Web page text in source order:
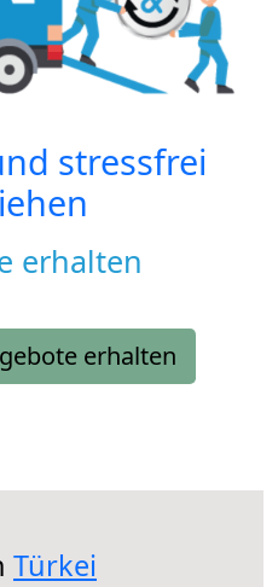
stressfrei
erhalten
erhalten
Türkei